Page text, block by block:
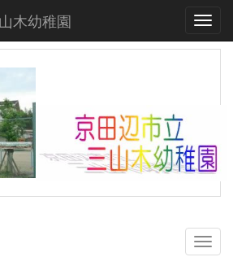
木幼稚園